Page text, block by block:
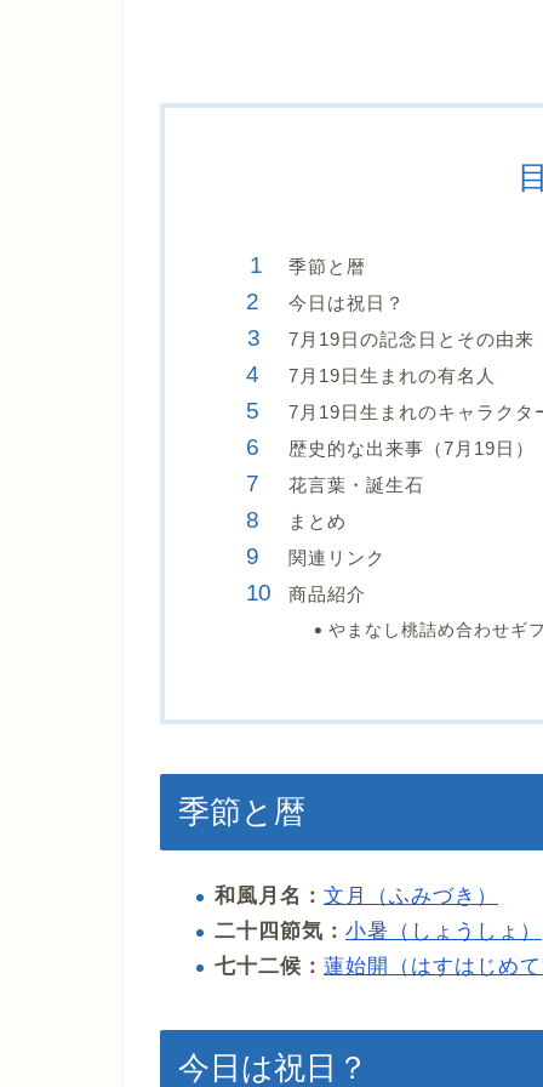
季節と暦
今日は祝日？
7月19日の記念日とその由来
7月19日生まれの有名人
7月19日生まれのキャラクタ
歴史的な出来事（7月19日）
花言葉・誕生石
まとめ
関連リンク
商品紹介
やまなし桃詰め合わせギ
季節と暦
和風月名： 文月（ふみづき）
二十四節気： 小暑（しょうしょ）
七十二候： 蓮始開（はすはじめて
今日は祝日？